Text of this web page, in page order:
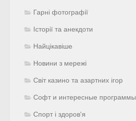
Гарні фотографії
Історії та анекдоти
Найцікавіше
Новини з мережі
Світ казино та азартних ігор
Софт и интересные программы
Спорт і здоров'я